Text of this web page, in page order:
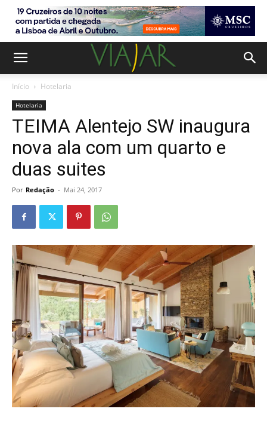
Início Hotelaria
Hotelaria
TEIMA Alentejo SW inaugura
nova ala com um quarto e
duas suites
Por Redação - Mai 24, 2017